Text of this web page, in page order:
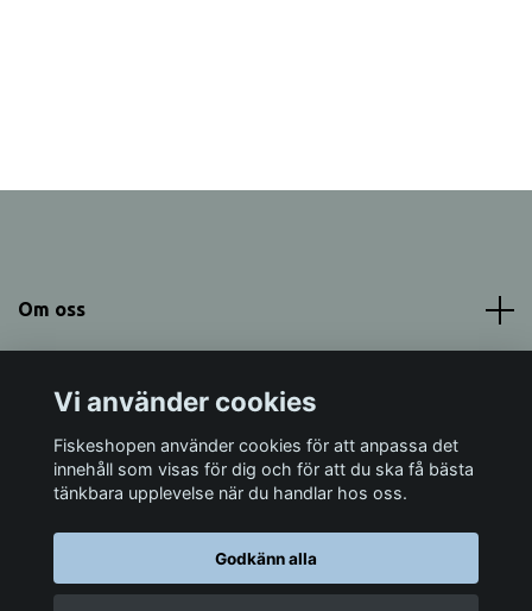
Om oss
Sociala medier
Vi använder cookies
Fiskeshopen använder cookies för att anpassa det
innehåll som visas för dig och för att du ska få bästa
tänkbara upplevelse när du handlar hos oss.
Godkänn alla